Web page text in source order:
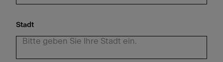
Stadt